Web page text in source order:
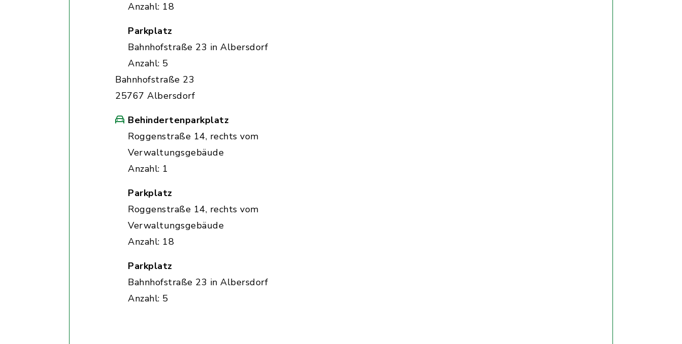
Anzahl: 18
Parkplatz
Bahnhofstraße 23 in Albersdorf
Anzahl: 5
Bahnhofstraße 23
25767 Albersdorf
Behindertenparkplatz
Roggenstraße 14, rechts vom
Verwaltungsgebäude
Anzahl: 1
Parkplatz
Roggenstraße 14, rechts vom
Verwaltungsgebäude
Anzahl: 18
Parkplatz
Bahnhofstraße 23 in Albersdorf
Anzahl: 5